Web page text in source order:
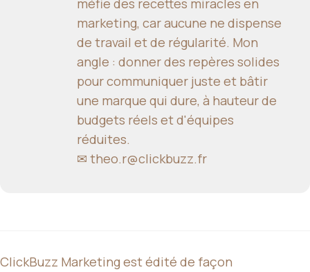
méfie des recettes miracles en
marketing, car aucune ne dispense
de travail et de régularité. Mon
angle : donner des repères solides
pour communiquer juste et bâtir
une marque qui dure, à hauteur de
budgets réels et d'équipes
réduites.
✉ theo.r@clickbuzz.fr
ClickBuzz Marketing est édité de façon